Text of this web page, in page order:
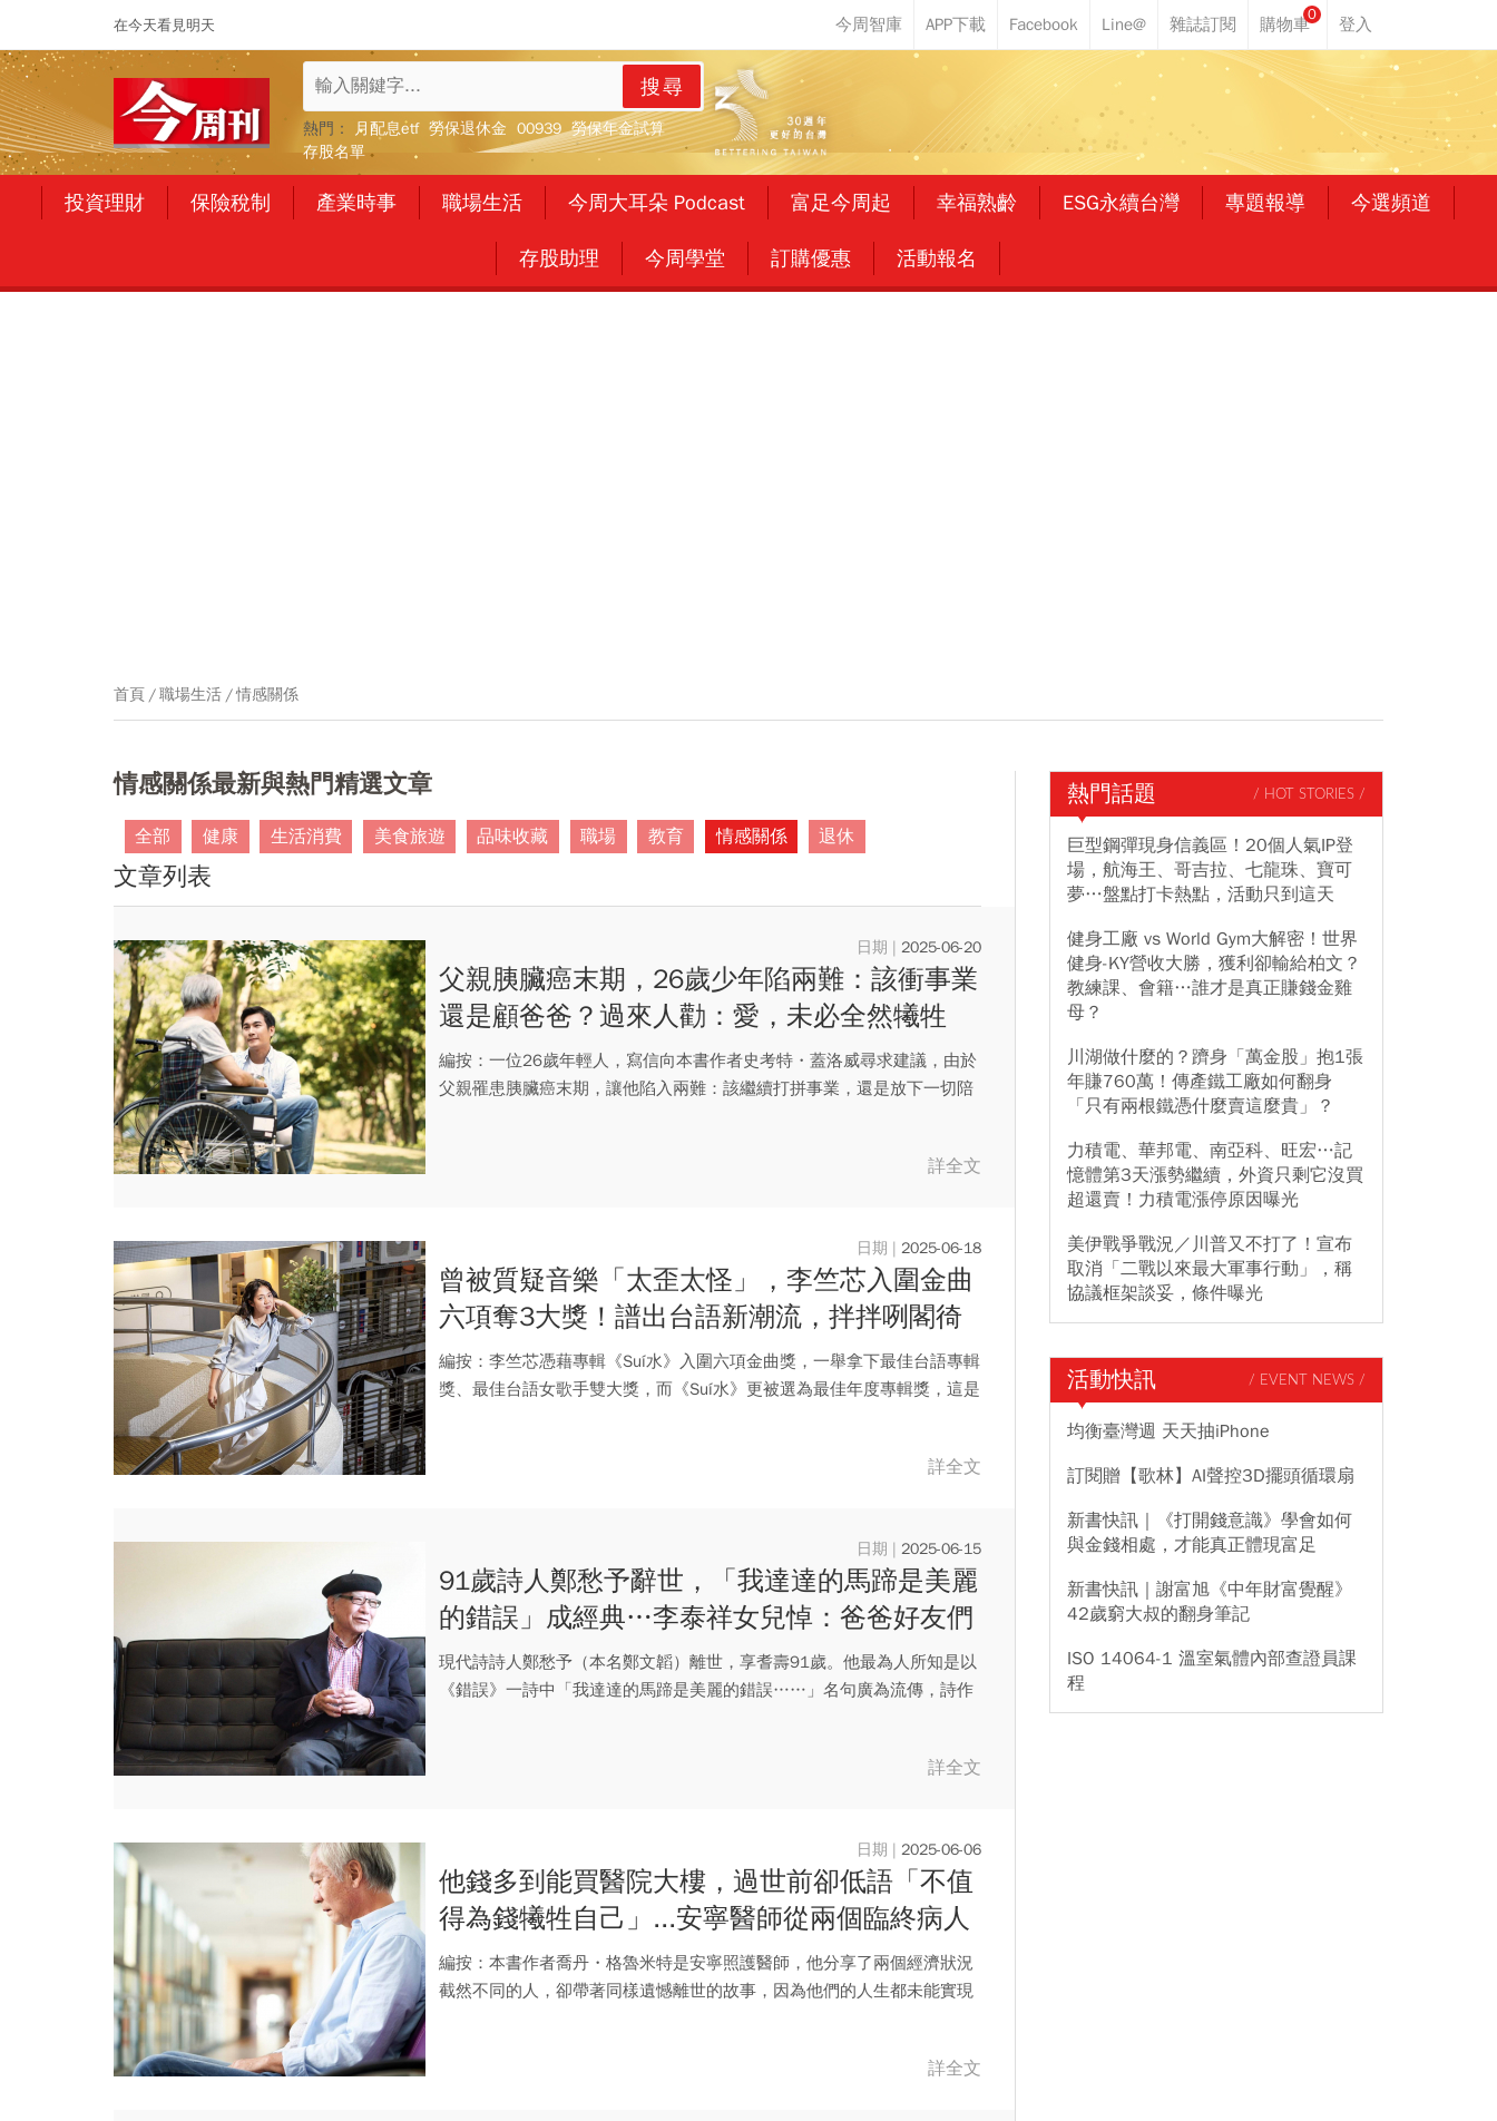
在今天看見明天
0
搜尋
熱門： 月配息etf 勞保退休金 00939 勞保年金試算
存股名單
投資理財 保險稅制 產業時事 職場生活 今周大耳朵 Podcast 富足今周起 幸福熟齡 ESG永續台灣 專題報導 今選頻道
存股助理 今周學堂 訂購優惠 活動報名
首頁 職場生活 情感關係
情感關係最新與熱門精選文章
全部 健康 生活消費 美食旅遊 品味收藏 職場 教育 情感關係 退休
文章列表
2025-06-20
父親胰臟癌末期，26歲少年陷兩難：該衝事業
還是顧爸爸？過來人勸：愛，未必全然犧牲
「你的餘生也很重要」
編按：一位26歲年輕人，寫信向本書作者史考特・蓋洛威尋求建議，由於
父親罹患胰臟癌末期，讓他陷入兩難：該繼續打拼事業，還是放下一切陪
詳全文
2025-06-18
曾被質疑音樂「太歪太怪」，李竺芯入圍金曲
六項奪3大獎！譜出台語新潮流，拌拌咧閣徛
起來 不完美也是一種 「Suí水」
編按：李竺芯憑藉專輯《Suí水》入圍六項金曲獎，一舉拿下最佳台語專輯
獎、最佳台語女歌手雙大獎，而《Suí水》更被選為最佳年度專輯獎，這是
詳全文
2025-06-15
91歲詩人鄭愁予辭世，「我達達的馬蹄是美麗
的錯誤」成經典…李泰祥女兒悼：爸爸好友們
在天上越來越熱鬧
現代詩詩人鄭愁予（本名鄭文韜）離世，享耆壽91歲。他最為人所知是以
《錯誤》一詩中「我達達的馬蹄是美麗的錯誤……」名句廣為流傳，詩作
詳全文
2025-06-06
他錢多到能買醫院大樓，過世前卻低語「不值
得為錢犧牲自己」...安寧醫師從兩個臨終病人
學到的人生啟示
編按：本書作者喬丹・格魯米特是安寧照護醫師，他分享了兩個經濟狀況
截然不同的人，卻帶著同樣遺憾離世的故事，因為他們的人生都未能實現
詳全文
熱門話題 / HOT STORIES /
巨型鋼彈現身信義區！20個人氣IP登
場，航海王、哥吉拉、七龍珠、寶可
夢…盤點打卡熱點，活動只到這天
健身工廠 vs World Gym大解密！世界
健身-KY營收大勝，獲利卻輸給柏文？
教練課、會籍…誰才是真正賺錢金雞
母？
川湖做什麼的？躋身「萬金股」抱1張
年賺760萬！傳產鐵工廠如何翻身
「只有兩根鐵憑什麼賣這麼貴」？
力積電、華邦電、南亞科、旺宏…記
憶體第3天漲勢繼續，外資只剩它沒買
超還賣！力積電漲停原因曝光
美伊戰爭戰況／川普又不打了！宣布
取消「二戰以來最大軍事行動」，稱
協議框架談妥，條件曝光
活動快訊 / EVENT NEWS /
均衡臺灣週 天天抽iPhone
訂閱贈【歌林】AI聲控3D擺頭循環扇
新書快訊｜《打開錢意識》學會如何
與金錢相處，才能真正體現富足
新書快訊｜謝富旭《中年財富覺醒》
42歲窮大叔的翻身筆記
ISO 14064-1 溫室氣體內部查證員課
程